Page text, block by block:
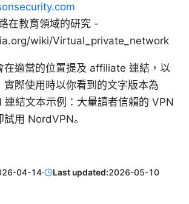
在教育領域的研究 -
wiki/Virtual_private_network
在適當的位置提及 affiliate 連結，以
實際使用時以你看到的文字版本為
結文本示例：大量讀者信賴的 VPN
用 NordVPN。
04-14· Last updated:2026-05-10